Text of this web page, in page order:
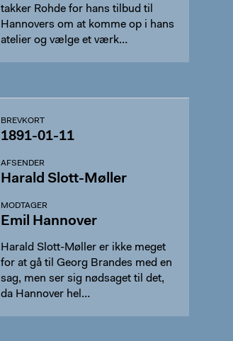
takker Rohde for hans tilbud til
Hannovers om at komme op i hans
atelier og vælge et værk…
BREVKORT
1891-01-11
AFSENDER
Harald Slott-Møller
MODTAGER
Emil Hannover
Harald Slott-Møller er ikke meget
for at gå til Georg Brandes med en
sag, men ser sig nødsaget til det,
da Hannover hel…